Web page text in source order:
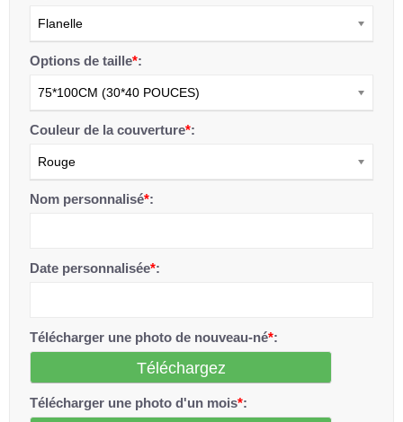
Flanelle
Options de taille*:
75*100CM (30*40 POUCES)
Couleur de la couverture*:
Rouge
Nom personnalisé*:
Date personnalisée*:
Télécharger une photo de nouveau-né*:
Téléchargez
Télécharger une photo d'un mois*: